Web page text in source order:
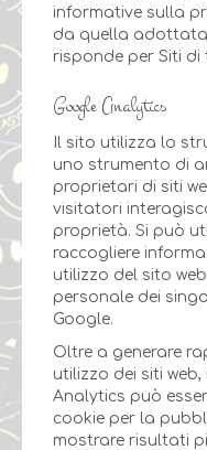
informative sulla
da quella adottata
risponde per Siti di
Google Analytics
Il sito utilizza lo
uno strumento di
proprietari di siti
visitatori
proprietà. Si può
raccogliere
utilizzo del sito
personale dei
Google.
Oltre a generare
utilizzo dei siti
Analytics può
cookie per la
mostrare risultati